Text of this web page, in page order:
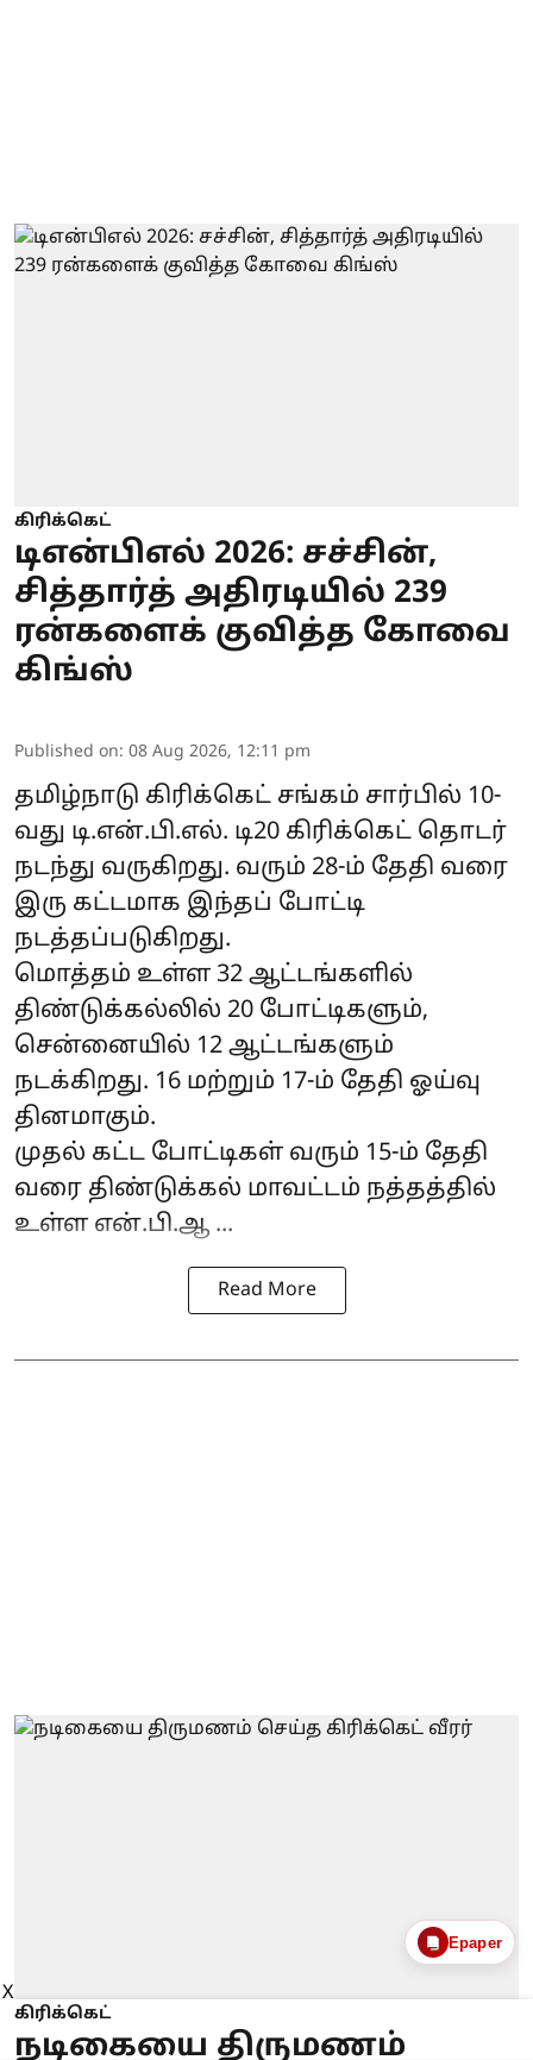
கிரிக்கெட்
டிஎன்பிஎல் 2026: சச்சின்,
சித்தார்த் அதிரடியில் 239
ரன்களைக் குவித்த கோவை
கிங்ஸ்
Published on: 08 Aug 2026, 12:11 pm
தமிழ்நாடு கிரிக்கெட் சங்கம் சார்பில் 10-
வது டி.என்.பி.எல். டி20 கிரிக்கெட் தொடர்
நடந்து வருகிறது. வரும் 28-ம் தேதி வரை
இரு கட்டமாக இந்தப் போட்டி
நடத்தப்படுகிறது.
மொத்தம் உள்ள 32 ஆட்டங்களில்
திண்டுக்கல்லில் 20 போட்டிகளும்,
சென்னையில் 12 ஆட்டங்களும்
நடக்கிறது. 16 மற்றும் 17-ம் தேதி ஓய்வு
தினமாகும்.
முதல் கட்ட போட்டிகள் வரும் 15-ம் தேதி
வரை திண்டுக்கல் மாவட்டம் நத்தத்தில்
உள்ள என்.பி.ஆ ...
Read More
கிரிக்கெட்
நடிகையை திருமணம்
Epaper
X